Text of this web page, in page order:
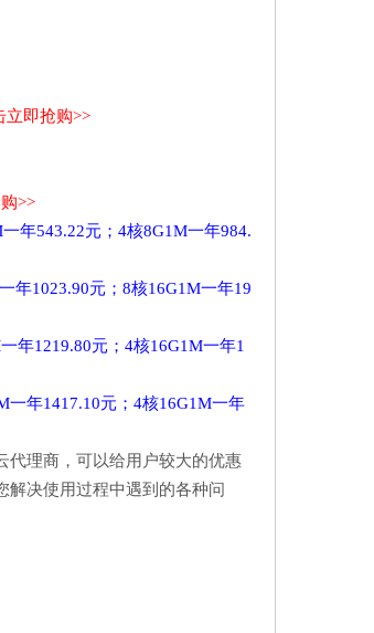
立即抢购>>
>>
年543.22元；4核8G1M一年984.
年1023.90元；8核16G1M一年19
年1219.80元；4核16G1M一年1
一年1417.10元；4核16G1M一年
代理商，可以给用户较大的优惠
解决使用过程中遇到的各种问